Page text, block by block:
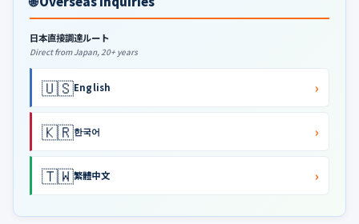
日本直接調達ルート
Direct from Japan, 20+ years
🇺🇸English ›
🇰🇷한국어 ›
🇹🇼繁體中文 ›